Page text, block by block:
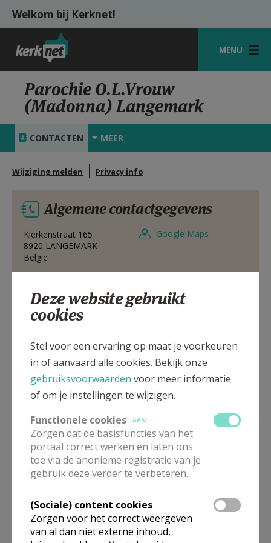
Overslaan en naar de inhoud gaan
Welkom bij Kerknet!
MENU
STARTPAGINA
KERK
VIERINGEN
HULP
MIJN PAROCHIE
AANMELDEN OF REGISTREREN
Parochie O.L.Vrouw
(Madonna) Langemark
CONTACTEN MEER
Wijziging melden Privacy info
Algemene contactgegevens
Klerkenstraat 165
8920 LANGEMARK
België
Google Maps
Klerkenstraat 165, 8920 LANGEMARK
Deze website gebruikt
cookies
Stel voor een ervaring op maat je voorkeuren
in of aanvaard alle cookies. Bekijk onze
gebruiksvoorwaarden voor meer informatie
of om je instellingen te wijzigen.
Functionele cookies
AAN
Zorgen dat de basisfuncties van het
portaal correct werken en laten ons
toe via de anonieme registratie van je
gebruik deze verder te verbeteren.
(Sociale) content cookies
Zorgen voor het correct weergeven
van al dan niet externe inhoud,